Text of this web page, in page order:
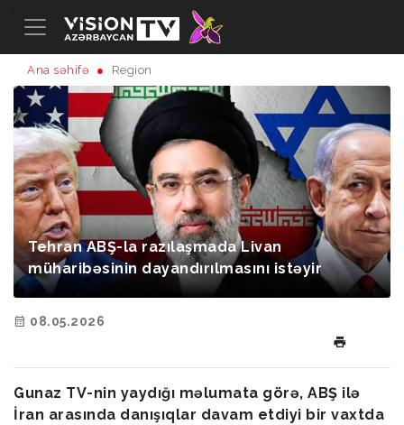
Ana səhifə Region
Tehran ABŞ-la razılaşmada Livan
müharibəsinin dayandırılmasını istəyir
08.05.2026
Gunaz TV-nin yaydığı məlumata görə, ABŞ ilə
İran arasında danışıqlar davam etdiyi bir vaxtda